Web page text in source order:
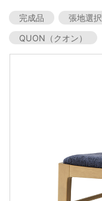
完成品 張地選択
QUON（クオン）